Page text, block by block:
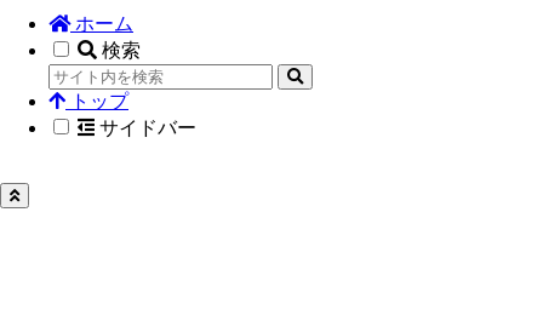
ホーム
検索
トップ
サイドバー